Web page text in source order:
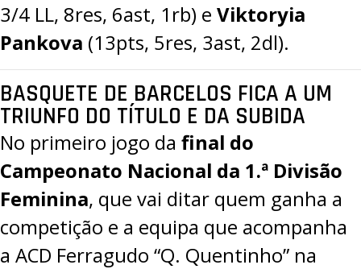
3/4 LL, 8res, 6ast, 1rb) e Viktoryia
Pankova (13pts, 5res, 3ast, 2dl).
BASQUETE DE BARCELOS FICA A UM
TRIUNFO DO TÍTULO E DA SUBIDA
No primeiro jogo da final do
Campeonato Nacional da 1.ª Divisão
Feminina, que vai ditar quem ganha a
competição e a equipa que acompanha
a ACD Ferragudo “Q. Quentinho” na